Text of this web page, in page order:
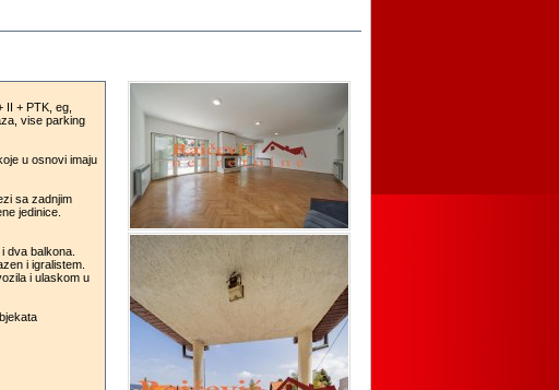
+ PTK, eg,
vise parking
u osnovi imaju
sa zadnjim
jedinice.
dva balkona.
i igralistem.
i ulaskom u